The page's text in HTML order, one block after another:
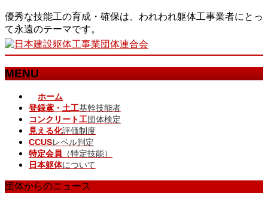
優秀な技能工の育成・確保は、われわれ躯体工事業者にとっ
て永遠のテーマです。
MENU
す
ホーム
登録鳶・土工基幹技能者
コンクリート工団体検定
見える化評価制度
CCUSレベル判定
特定会員 （特定技能）
日本躯体について
団体からのニュース